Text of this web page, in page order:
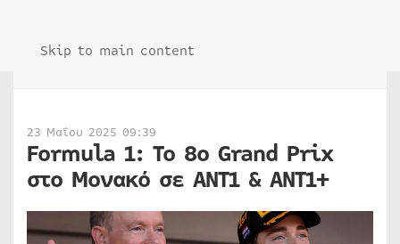
Skip to main content
23 Μαΐου 2025 09:39
Formula 1: Το 8ο Grand Prix
στο Μονακό σε ΑΝΤ1 & ΑΝΤ1+